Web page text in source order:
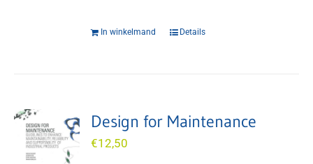
In winkelmand Details
Design for Maintenance
€12,50